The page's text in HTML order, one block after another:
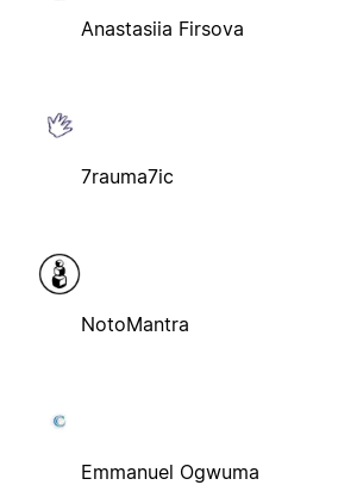
Anastasiia Firsova
7rauma7ic
NotoMantra
Emmanuel Ogwuma